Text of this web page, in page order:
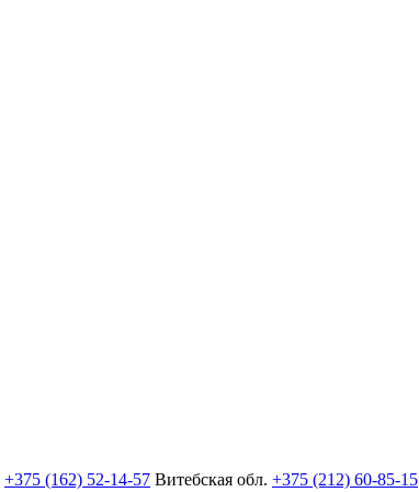
+375 (162) 52-14-57 Витебская обл. +375 (212) 60-85-15